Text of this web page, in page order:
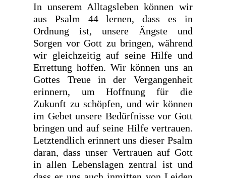
In unserem Alltagsleben können wir
aus Psalm 44 lernen, dass es in
Ordnung ist, unsere Ängste und
Sorgen vor Gott zu bringen, während
wir gleichzeitig auf seine Hilfe und
Errettung hoffen. Wir können uns an
Gottes Treue in der Vergangenheit
erinnern, um Hoffnung für die
Zukunft zu schöpfen, und wir können
im Gebet unsere Bedürfnisse vor Gott
bringen und auf seine Hilfe vertrauen.
Letztendlich erinnert uns dieser Psalm
daran, dass unser Vertrauen auf Gott
in allen Lebenslagen zentral ist und